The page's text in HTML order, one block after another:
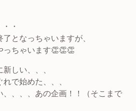
・
となっちゃいますが、
ちゃいます👏👏👏
しい、、、
で始めた、、、
、、、、あの企画！！（そこまで